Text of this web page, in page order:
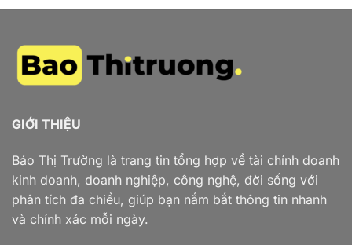
GIỚI THIỆU
Báo Thị Trường là trang tin tổng hợp về tài chính doanh
kinh doanh, doanh nghiệp, công nghệ, đời sống với
phân tích đa chiều, giúp bạn nắm bắt thông tin nhanh
và chính xác mỗi ngày.